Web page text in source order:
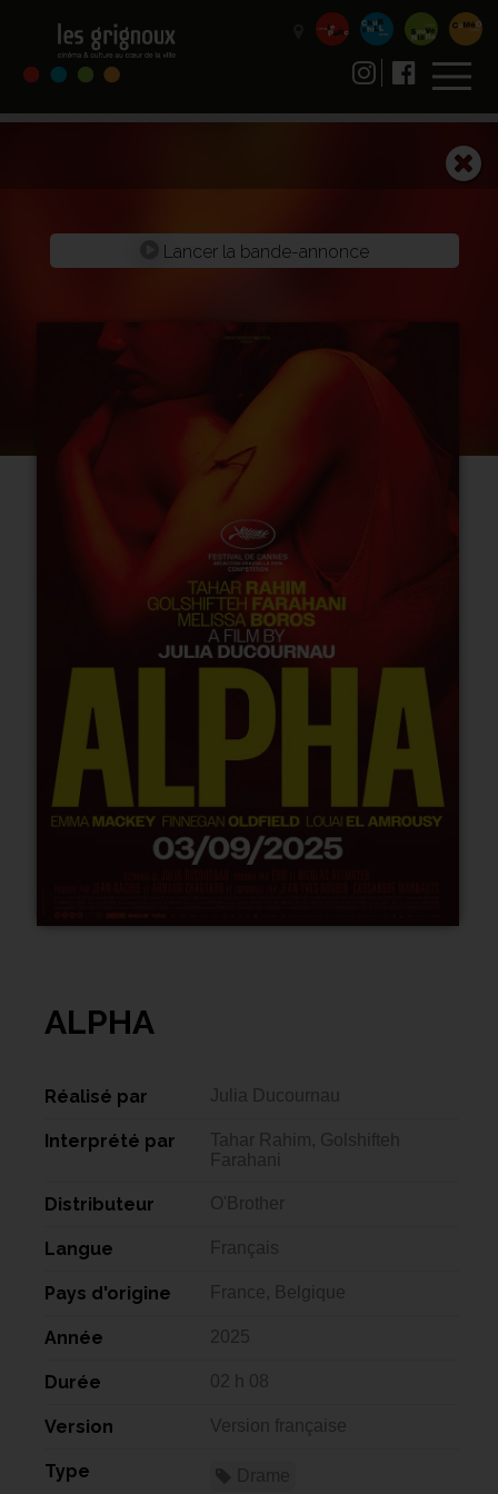
Lancer la bande-annonce
ALPHA
Réalisé par Julia Ducournau
Interprété par
Tahar Rahim, Golshifteh
Farahani
Distributeur O'Brother
Langue Français
Pays d'origine France, Belgique
Année 2025
Durée 02 h 08
Version Version française
Type